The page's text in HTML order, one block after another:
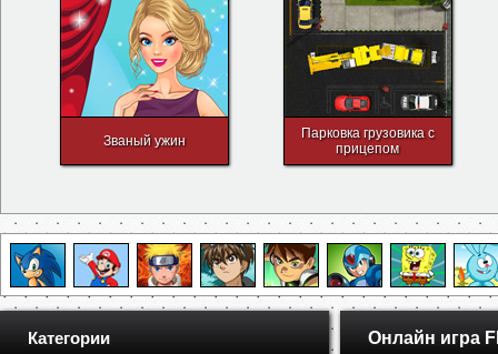
Званый ужин
Парковка грузовика с
прицепом
Категории Онлайн игра